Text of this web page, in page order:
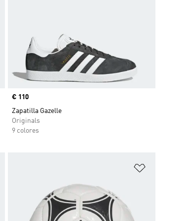
Precio
€ 110
Zapatilla Gazelle
Originals
9 colores